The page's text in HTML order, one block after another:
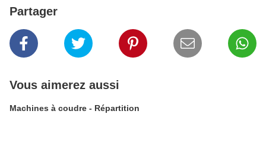
Partager
Vous aimerez aussi
Machines à coudre - Répartition